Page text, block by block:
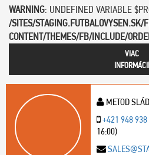
WARNING: UNDEFINED VARIABLE
/SITES/STAGING.FUTBALOVYSEN.SK/
CONTENT/THEMES/FB/INCLUDE/
VIAC
INFORMÁCIÍ
METOD
+421 948
16:00)